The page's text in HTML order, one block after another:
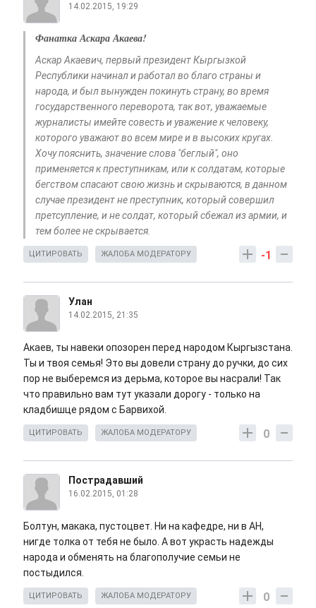
14.02.2015, 19:29
Фанатка Аскара Акаева!
Аскар Акаевич, первый президент Кыргызкой
Республики начинал и работал во благо страны и
народа, и был вынужден покинуть страну, во время
государственного переворота, так вот, уважаемые
журналисты имейте совесть и уважение к человеку,
которого уважают во всем мире и в высоких кругах.
Хочу пояснить, значение слова "беглый", оно
применяется к преступникам, или к солдатам, которые
бегством спасают свою жизнь и скрываются, в данном
случае президент не преступник, который совершил
претсупление, и не солдат, который сбежал из армии, и
тем более не скрывается.
-1
ЦИТИРОВАТЬ ЖАЛОБА МОДЕРАТОРУ
Улан
14.02.2015, 21:35
Акаев, ты навеки опозорен перед народом Кыргызстана.
Ты и твоя семья! Это вы довели страну до ручки, до сих
пор не выберемся из дерьма, которое вы насрали! Так
что правильно вам тут указали дорогу - только на
кладбишце рядом с Барвихой.
0
ЦИТИРОВАТЬ ЖАЛОБА МОДЕРАТОРУ
Пострадавший
16.02.2015, 01:28
Болтун, макака, пустоцвет. Ни на кафедре, ни в АН,
нигде толка от тебя не было. А вот украсть надежды
народа и обменять на благополучие семьи не
постыдился.
0
ЦИТИРОВАТЬ ЖАЛОБА МОДЕРАТОРУ